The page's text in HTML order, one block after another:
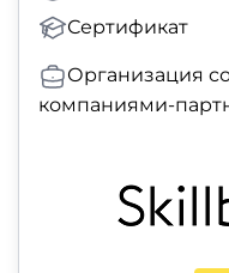
Сертификат
Организация
компаниями-
Красота,
фитнес